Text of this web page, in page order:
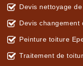
Devis nettoyage
Devis changement
Peinture toiture
Traitement de